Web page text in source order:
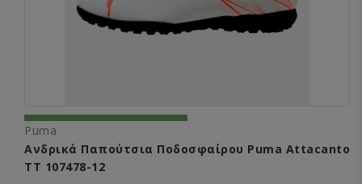
Puma
Ανδρικά Παπούτσια Ποδοσφαίρου Puma Attacanto
TT 107478-12